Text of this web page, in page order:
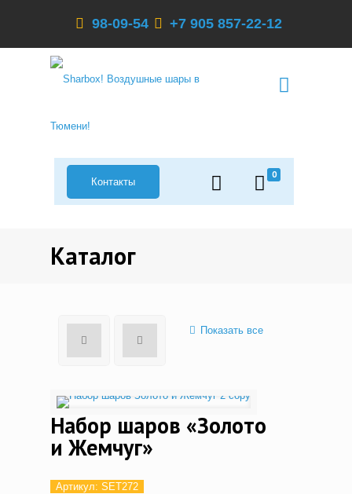
98-09-54 +7 905 857-22-12
0
Контакты
Каталог
Показать все
Набор шаров «Золото
и Жемчуг»
Артикул: SET272